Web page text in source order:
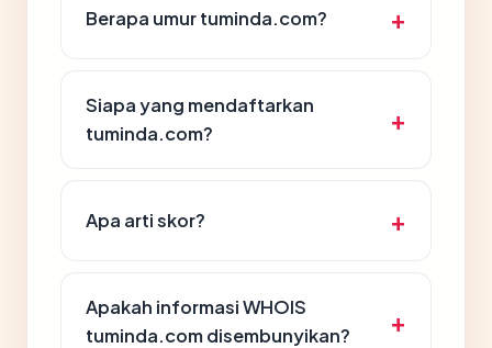
Berapa umur tuminda.com?
Siapa yang mendaftarkan
tuminda.com?
Apa arti skor?
Apakah informasi WHOIS
tuminda.com disembunyikan?